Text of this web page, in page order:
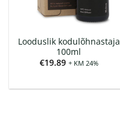
Looduslik kodulõhnastaja
100ml
€19.89 + KM 24%